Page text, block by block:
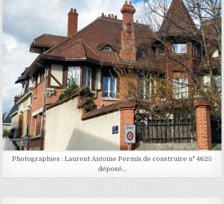
Photographies : Laurent Antoine Permis de construire n° 4625
déposé…